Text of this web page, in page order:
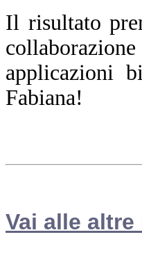
Il risultato
applicazioni
Fabiana!
Vai alle